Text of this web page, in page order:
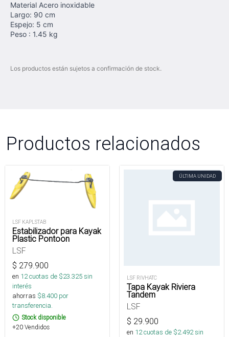
Material Acero inoxidable
Largo: 90 cm
Espejo: 5 cm
Peso : 1.45 kg
Los productos están sujetos a confirmación de stock.
Productos relacionados
LSF KAPLSTAB
Estabilizador para Kayak
Plastic Pontoon
LSF
$ 279.900
en 12cuotas de $23.325sin
interés
ahorras $8.400 por
transferencia.
Stock disponible
+20 Vendidos
ÚLTIMA UNIDAD
LSF RIVHATC
Tapa Kayak Riviera
Tandem
LSF
$ 29.900
en 12cuotas de $2.492sin